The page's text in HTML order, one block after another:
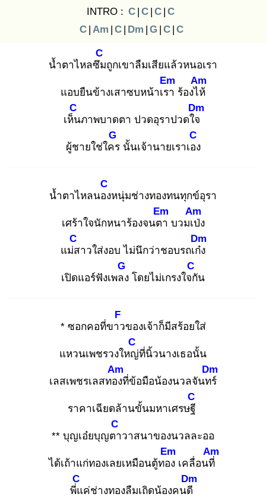
INTRO : C | C | C | C
C | Am | C | Dm | G | C | C
น้ำตาไหลซึม
C
ถูกเขาลืมเสียแล้วหนอเรา
แอบยืนข้างเสาซบหน้าเรา
Em
ร้องไห้
Am
เห็น
C
ภาพบาดตา ปวดอุราปวดใจ
Dm
ผู้ชายใช่ใคร
G
นั้นเจ้านายเราเอง
C
น้ำตาไหลนอง
C
หนุ่มช่างทองทนทุกข์อุรา
เศร้าใจนักหนาร้องจนตา
Em
บวมเป่
Am
ง
แม่ส
C
าวใส่งอบ ไม่นึกว่าชอบรถเก๋ง
Dm
เปิดแอร์ฟังเพลง
G
โดยไม่เกรงใจกั
C
น
* ซอกคอที่ขาว
F
ของเจ้าก็มีสร้อยใส่
แหวนเพชรวงใหญ่
C
ที่นิ้วนางเธอนั้น
เลสเพชรเลสทอง
Am
ที่ข้อมือน้องนวลจันทร์
Dm
ราคาเฉียดล้านขั้นมหาเศรษฐี
C
** บุญเอ๋ยบุญตา
C
วาสนาของนวลละออ
ได้เถ้าแก่ทองเลยเหมือนตู้ทอง
Em
เคลื่อนที่
Am
พี่แ
C
ค่ช่างทองลืมเถิดน้องคนดี
Dm